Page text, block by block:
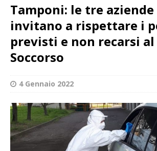
Tamponi: le tre
invitano a rispettare i
previsti e non recarsi
Soccorso
4 Gennaio 2022